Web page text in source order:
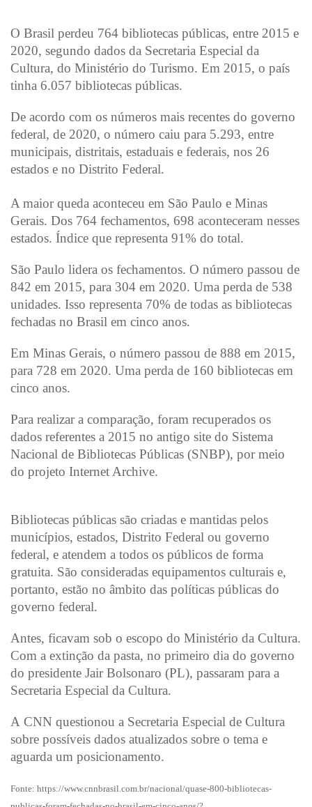
O Brasil perdeu 764 bibliotecas públicas, entre 2015 e
2020, segundo dados da Secretaria Especial da
Cultura, do Ministério do Turismo. Em 2015, o país
tinha 6.057 bibliotecas públicas.
De acordo com os números mais recentes do governo
federal, de 2020, o número caiu para 5.293, entre
municipais, distritais, estaduais e federais, nos 26
estados e no Distrito Federal.
A maior queda aconteceu em São Paulo e Minas
Gerais. Dos 764 fechamentos, 698 aconteceram nesses
estados. Índice que representa 91% do total.
São Paulo lidera os fechamentos. O número passou de
842 em 2015, para 304 em 2020. Uma perda de 538
unidades. Isso representa 70% de todas as bibliotecas
fechadas no Brasil em cinco anos.
Em Minas Gerais, o número passou de 888 em 2015,
para 728 em 2020. Uma perda de 160 bibliotecas em
cinco anos.
Para realizar a comparação, foram recuperados os
dados referentes a 2015 no antigo site do Sistema
Nacional de Bibliotecas Públicas (SNBP), por meio
do projeto Internet Archive.
Bibliotecas públicas são criadas e mantidas pelos
municípios, estados, Distrito Federal ou governo
federal, e atendem a todos os públicos de forma
gratuita. São consideradas equipamentos culturais e,
portanto, estão no âmbito das políticas públicas do
governo federal.
Antes, ficavam sob o escopo do Ministério da Cultura.
Com a extinção da pasta, no primeiro dia do governo
do presidente Jair Bolsonaro (PL), passaram para a
Secretaria Especial da Cultura.
A CNN questionou a Secretaria Especial de Cultura
sobre possíveis dados atualizados sobre o tema e
aguarda um posicionamento.
Fonte: https://www.cnnbrasil.com.br/nacional/quase-800-bibliotecas-